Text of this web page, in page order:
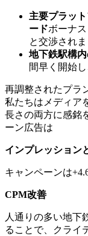
主要プラッ
ードボーナ
と交渉されま
地下鉄駅構
間早く開始
再調整されたプラ
私たちはメディア
長さの両方に感銘
ーン広告は
インプレッション
キャンペーンは
CPM改善
人通りの多い地下
ることで、クライ